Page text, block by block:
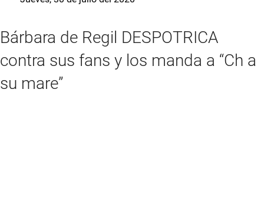
Bárbara de Regil DESPOTRICA
contra sus fans y los manda a “Ch a
su mare”